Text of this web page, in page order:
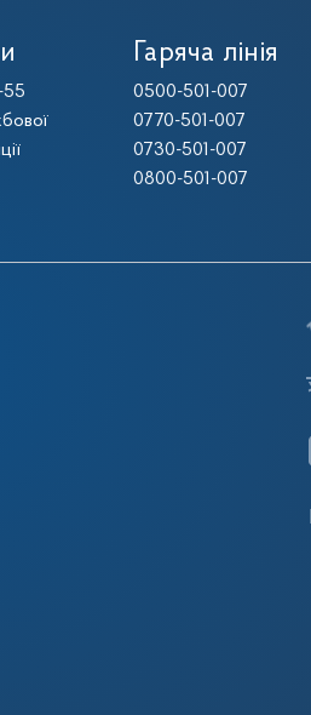
55
Гаряча лінія
0500-501-007
0770-501-007
0730-501-007
0800-501-007